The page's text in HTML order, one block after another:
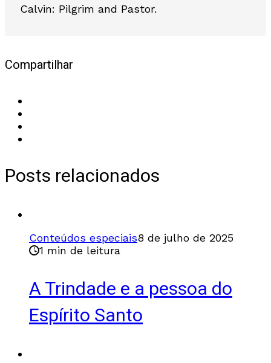
Calvin: Pilgrim and Pastor.
Compartilhar
Posts relacionados
Conteúdos especiais8 de julho de 2025
1 min de leitura
A Trindade e a pessoa do
Espírito Santo